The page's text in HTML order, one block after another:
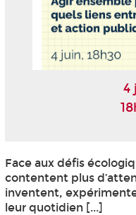
4
Face aux défis
contentent plus
inventent,
leur quotidien [...]